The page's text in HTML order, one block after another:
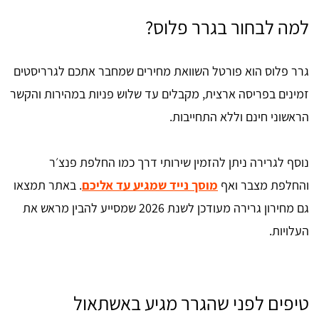
למה לבחור בגרר פלוס?
גרר פלוס הוא פורטל השוואת מחירים שמחבר אתכם לגרריסטים
זמינים בפריסה ארצית, מקבלים עד שלוש פניות במהירות והקשר
הראשוני חינם וללא התחייבות.
נוסף לגרירה ניתן להזמין שירותי דרך כמו החלפת פנצ׳ר
והחלפת מצבר ואף מוסך נייד שמגיע עד אליכם. באתר תמצאו
גם מחירון גרירה מעודכן לשנת 2026 שמסייע להבין מראש את
העלויות.
טיפים לפני שהגרר מגיע באשתאול